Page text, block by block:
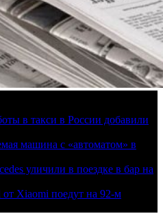
в такси в России добавили
машина с «автоматом» в
уличили в поездке в бар на
Xiaomi поедут на 92-м